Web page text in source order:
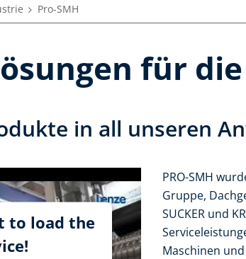
Pro-SMH
für
in all unseren
to load the
PRO-SMH
Gruppe,
SUCKER und
Maschinen